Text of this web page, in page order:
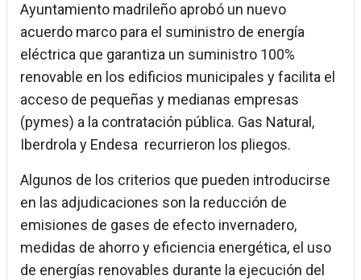
Ayuntamiento madrileño aprobó un nuevo
acuerdo marco para el suministro de energía
eléctrica que garantiza un suministro 100%
renovable en los edificios municipales y facilita el
acceso de pequeñas y medianas empresas
(pymes) a la contratación pública. Gas Natural,
Iberdrola y Endesa recurrieron los pliegos.
Algunos de los criterios que pueden introducirse
en las adjudicaciones son la reducción de
emisiones de gases de efecto invernadero,
medidas de ahorro y eficiencia energética, el uso
de energías renovables durante la ejecución del